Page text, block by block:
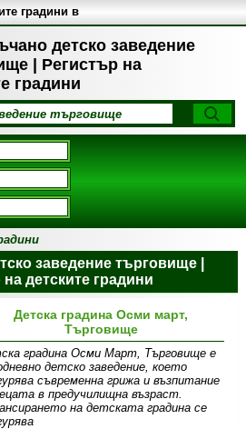
детско заведение
| Регистър на
градини
градини в
заведение търговище |
на детските градини
Детска градина Осми март,
Търговище
градина Осми Март, Търговище е
детско заведение, което
съвременна грижа и възпитание
в предучилищна възраст.
на детската градина се